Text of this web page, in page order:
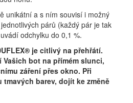
unikátní a s ním souvisí i možný
párů (každý pár je tak
odchylku do 0,1 %.
je citlivý na přehřátí.
bot na přímém slunci,
záření přes okno. Při
tmavých barev, dojít ke změně